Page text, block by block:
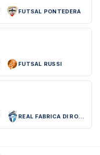
FUTSAL PONTEDERA
FUTSAL RUSSI
REAL FABRICA DI ROMA